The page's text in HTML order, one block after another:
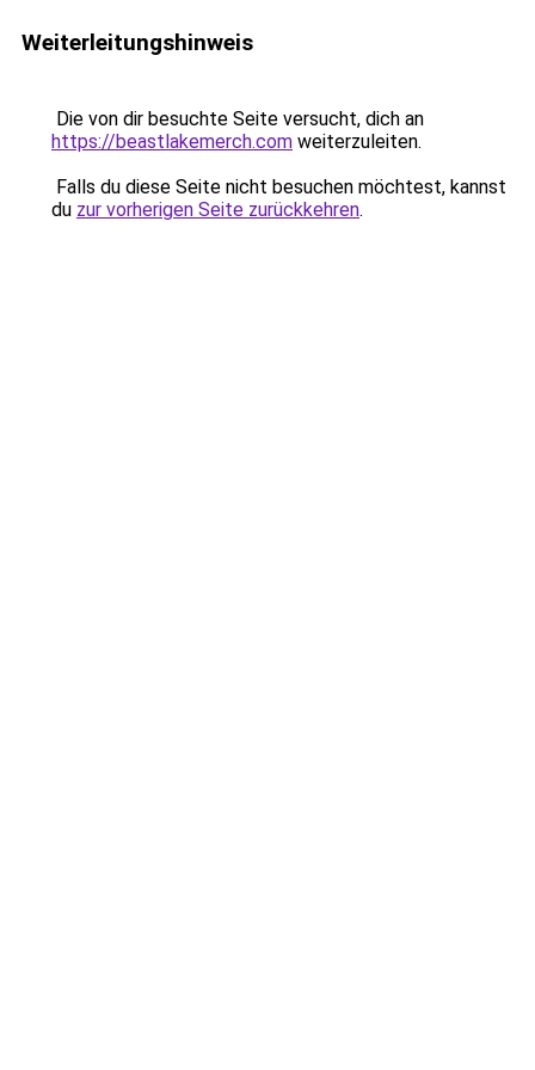
Weiterleitungshinweis
Die von dir besuchte Seite versucht, dich an
https://beastlakemerch.com weiterzuleiten.
Falls du diese Seite nicht besuchen möchtest, kannst
du zur vorherigen Seite zurückkehren.